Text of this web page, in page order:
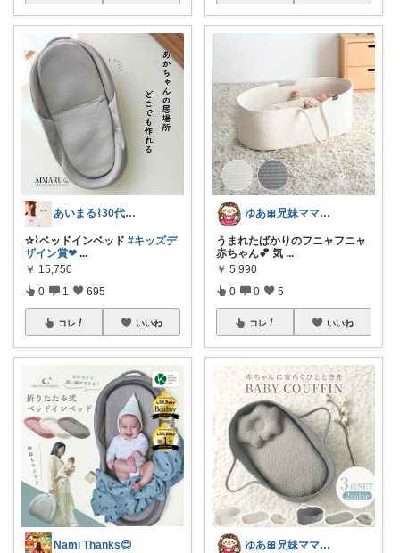
あいまる⌇30代ワーママの暮らしと育児
✰⌇ベッドインベッド #キッズデ
ザイン賞❤ ...
￥ 15,750
0 1 695
コレ いいね
Nami Thanks😊
ゆあ🎀兄妹ママの育児と暮らし
うまれたばかりのフニャフニャ
赤ちゃん💕 気 ...
￥ 5,990
0 0 5
コレ いいね
ゆあ🎀兄妹ママの育児と暮らし